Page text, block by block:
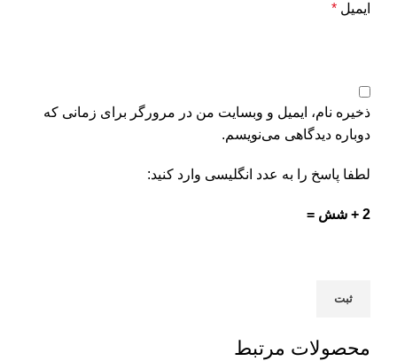
ایمیل *
ذخیره نام، ایمیل و وبسایت من در مرورگر برای زمانی که
دوباره دیدگاهی می‌نویسم.
لطفا پاسخ را به عدد انگلیسی وارد کنید:
2 + شش =
محصولات مرتبط